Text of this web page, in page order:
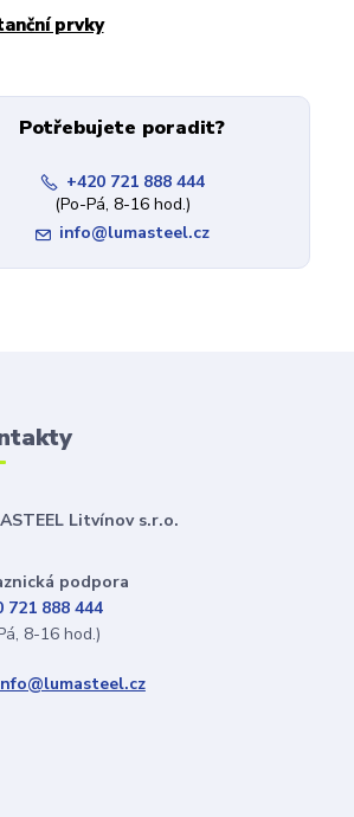
prvky
Potřebujete poradit?
+420 721 888 444
(Po-Pá, 8-16 hod.)
info@lumasteel.cz
Litvínov s.r.o.
podpora
721 888 444
8-16 hod.)